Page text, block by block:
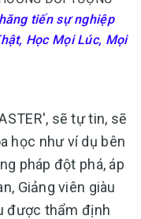
tiến sự nghiệp
Học Mọi Lúc, Mọi
sẽ tự tin, sẽ
học như ví dụ bên
pháp đột phá, áp
Giảng viên giàu
được thẩm định